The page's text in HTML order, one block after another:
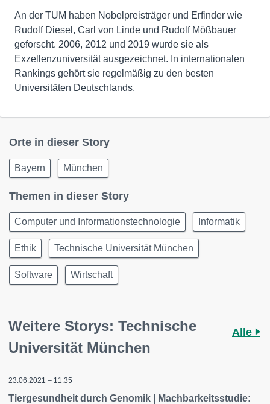
An der TUM haben Nobelpreisträger und Erfinder wie
Rudolf Diesel, Carl von Linde und Rudolf Mößbauer
geforscht. 2006, 2012 und 2019 wurde sie als
Exzellenzuniversität ausgezeichnet. In internationalen
Rankings gehört sie regelmäßig zu den besten
Universitäten Deutschlands.
Orte in dieser Story
Bayern München
Themen in dieser Story
Computer und Informationstechnologie Informatik
Ethik Technische Universität München
Software Wirtschaft
Weitere Storys: Technische
Universität München
Alle
23.06.2021 – 11:35
Tiergesundheit durch Genomik | Machbarkeitsstudie: